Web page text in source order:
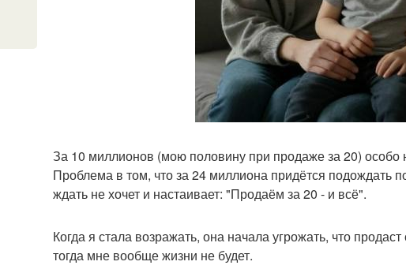
За 10 миллионов (мою половину при продаже за 20) особо
Проблема в том, что за 24 миллиона придётся подождать
ждать не хочет и настаивает: "Продаём за 20 - и всё".
Когда я стала возражать, она начала угрожать, что
тогда мне вообще жизни не будет.